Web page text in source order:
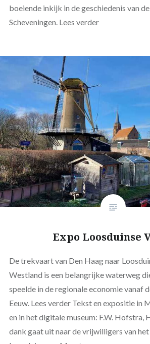
boeiende inkijk in de geschiedenis van
Scheveningen. Lees verder
Expo Loosduinse
De trekvaart van Den Haag naar
Westland is een belangrijke waterweg
speelde in de regionale economie vanaf
Eeuw. Lees verder Tekst en expositie in
en in het digitale museum: F.W. Hofstra,
dank gaat uit naar de vrijwilligers van